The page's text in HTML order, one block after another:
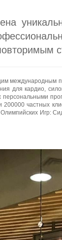
международным
для кардио,
частных
Игр: